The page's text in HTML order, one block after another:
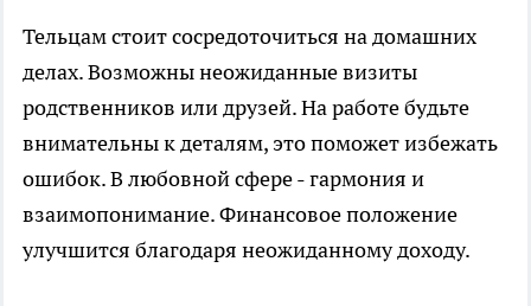
Тельцам стоит сосредоточиться на домашних
делах. Возможны неожиданные визиты
родственников или друзей. На работе будьте
внимательны к деталям, это поможет избежать
ошибок. В любовной сфере - гармония и
взаимопонимание. Финансовое положение
улучшится благодаря неожиданному доходу.